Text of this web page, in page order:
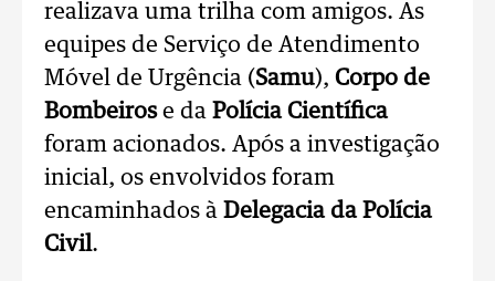
realizava uma trilha com amigos. As
equipes de Serviço de Atendimento
Móvel de Urgência (Samu), Corpo de
Bombeiros e da Polícia Científica
foram acionados. Após a investigação
inicial, os envolvidos foram
encaminhados à Delegacia da Polícia
Civil.